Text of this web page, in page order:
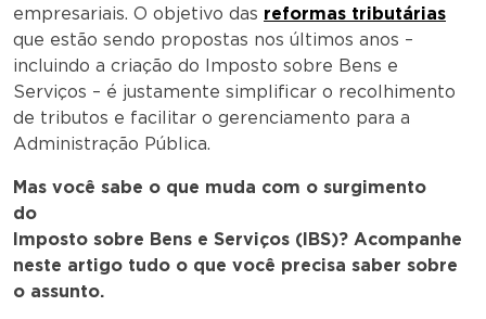
empresariais. O objetivo das reformas tributárias
que estão sendo propostas nos últimos anos –
incluindo a criação do Imposto sobre Bens e
Serviços – é justamente simplificar o recolhimento
de tributos e facilitar o gerenciamento para a
Administração Pública.
Mas você sabe o que muda com o surgimento
do
Imposto sobre Bens e Serviços (IBS)? Acompanhe
neste artigo tudo o que você precisa saber sobre
o assunto.